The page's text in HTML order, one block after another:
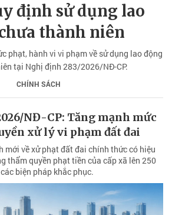
định sử dụng lao
thành niên
phạt, hành vi vi phạm về sử dụng lao động
tại Nghị định 283/2026/NĐ-CP.
CHÍNH SÁCH
NĐ-CP: Tăng mạnh mức
xử lý vi phạm đất đai
mới về xử phạt đất đai chính thức có hiệu
thẩm quyền phạt tiền của cấp xã lên 250
biện pháp khắc phục.